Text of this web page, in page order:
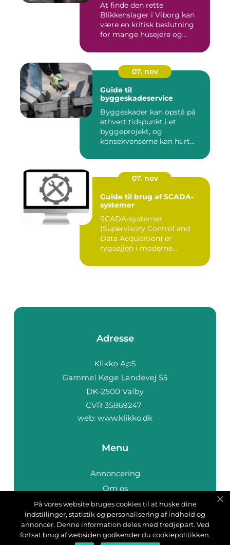
At finde den rette
Blikkenslager i Viborg kan
være en kritisk beslutning
for mange husejere og...
07. nov
Guide til
byggeskadeservice
Byggeskader kan opstå på
ethvert tidspunkt i et
byggeprojekt, og
konsekvenserne kan hurt...
07. nov
Guide til brug af SCADA-
systemer
SCADA-systemer
(Supervisory Control and
Data Acquisition) er
rygsøjlen i moderne
Adresse
web: www.klikko.dk
Menu
Annoncering
Om os
Cookies
Kontakt os
Sitemap
På vores website bruges cookies til at huske dine
indstillinger, statistik og personalisering af indhold og
annoncer. Denne information deles med tredjepart. Ved
fortsat brug af websiden godkender du cookiepolitikken.